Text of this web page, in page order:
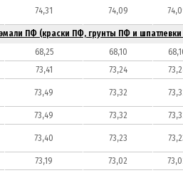
74,31 74,09
ПФ (краски ПФ, грунты ПФ и
68,25 68,10
73,41 73,24
73,49 73,32
73,49 73,32
73,40 73,23
73,19 73,02